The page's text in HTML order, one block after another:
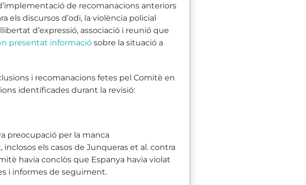
de recomanacions anteriors
els discursos d’odi, la violència policial
d’expressió, associació i reunió que
presentat informació sobre la situació a
i recomanacions fetes pel Comitè en
identificades durant la revisió:
preocupació per la manca
els casos de Junqueras et al. contra
havia conclòs que Espanya havia violat
i informes de seguiment.